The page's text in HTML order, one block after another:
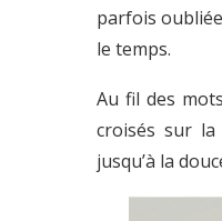
parfois
le temps.
Au fil des
croisés sur la
jusqu’à la